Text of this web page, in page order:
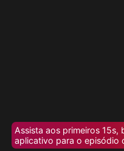
Assista aos primeiros 15s,
aplicativo para o episódio